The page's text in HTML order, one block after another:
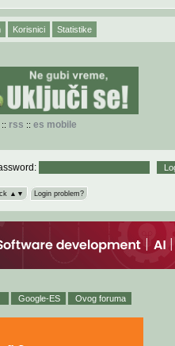
Korisnici Statistike
:: rss :: es mobile
▲▼ Login problem?